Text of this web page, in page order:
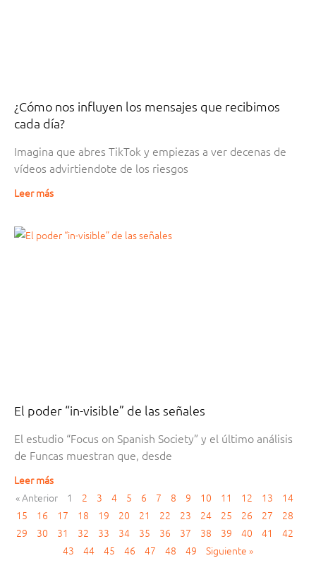
¿Cómo nos influyen los mensajes que recibimos
cada día?
Imagina que abres TikTok y empiezas a ver decenas de
vídeos advirtiendote de los riesgos
Leer más
El poder “in-visible” de las señales
El estudio “Focus on Spanish Society” y el último análisis
de Funcas muestran que, desde
Leer más
« Anterior
1 2 3 4 5 6 7 8 9 10 11 12 13
14
15
16 17 18 19 20 21 22 23 24 25 26 27
28
29
30 31 32 33 34 35 36 37 38 39 40 41
42
43
44 45 46 47 48 49 Siguiente »